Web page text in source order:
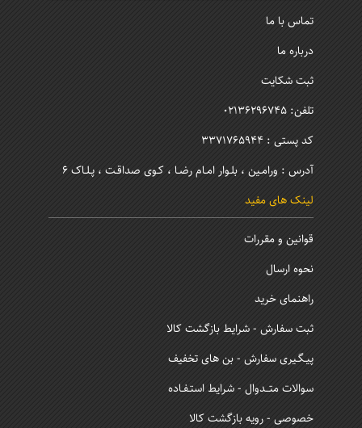
تماس با ما
درباره ما
ثبت شکایت
تلفن: 02136296745
کد پستی : 3371765944
آدرس : ورامـین ، بلـوار امـام رضـا ، کـوی صداقـت ، پـلـاک 6
لینک های مفید
قوانین و مقررات
نحوه ارسال
راهنمای خرید
ثبت سفارش - شرایط بازگشت کالا
پیـگـیری سفارش - بن های تخفیف
سوالات متــدوال - شرایط استـفـاده
خصوصی - رویه بازگشت کالا